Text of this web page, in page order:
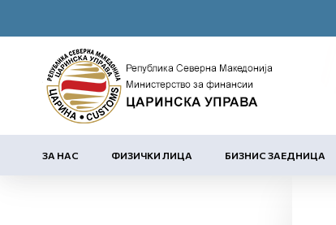
ЗА НАС ФИЗИЧКИ ЛИЦА БИЗНИС ЗАЕДНИЦА